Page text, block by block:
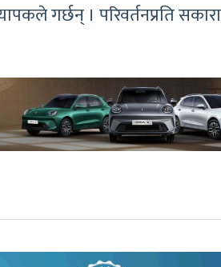
गर्छन् । परिवर्तनप्रति